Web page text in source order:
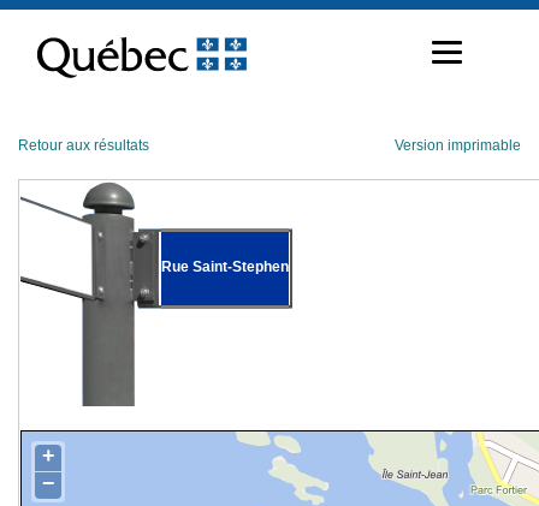
contenu
Retour aux résultats Version imprimable
Rue Saint-Stephen
+
−